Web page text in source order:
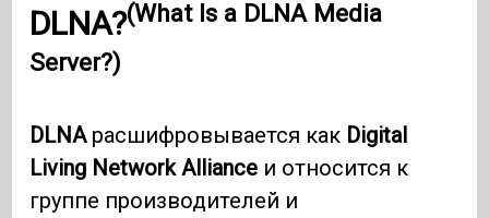
DLNA?(What Is a DLNA Media
Server?)
DLNAрасшифровывается как Digital
Living Network Alliance и относится к
группе производителей и